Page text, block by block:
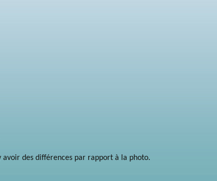
des différences par rapport à la photo.